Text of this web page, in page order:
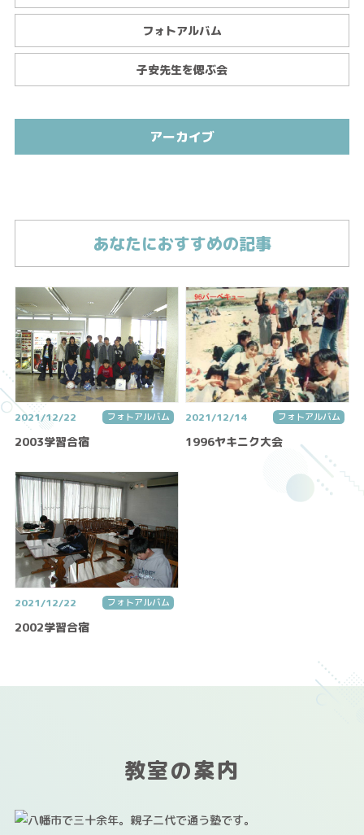
フォトアルバム
子安先生を偲ぶ会
アーカイブ
あなたにおすすめの記事
2021/12/22 フォトアルバム
2003学習合宿
2021/12/14 フォトアルバム
1996ヤキニク大会
2021/12/22 フォトアルバム
2002学習合宿
教室の案内